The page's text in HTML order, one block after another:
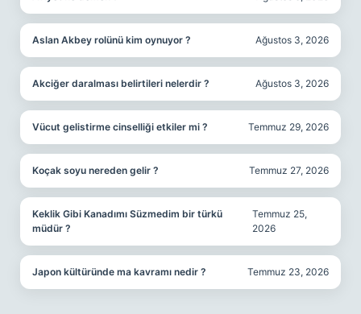
Aslan Akbey rolünü kim oynuyor ? Ağustos 3, 2026
Akciğer daralması belirtileri nelerdir ? Ağustos 3, 2026
Vücut gelistirme cinselliği etkiler mi ? Temmuz 29, 2026
Koçak soyu nereden gelir ? Temmuz 27, 2026
Keklik Gibi Kanadımı Süzmedim bir türkü
müdür ?
Temmuz 25,
2026
Japon kültüründe ma kavramı nedir ? Temmuz 23, 2026